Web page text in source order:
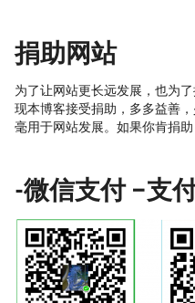
捐助网站
为了让网站更长远发展，也为
现本博客接受捐助，多多益善
毫用于网站发展。如果你肯捐
-微信支付 –支